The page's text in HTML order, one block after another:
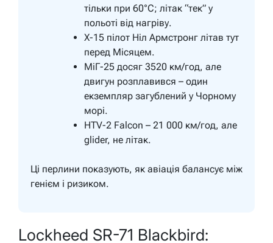
тільки при 60°C; літак “тек” у
польоті від нагріву.
X-15 пілот Ніл Армстронг літав тут
перед Місяцем.
МіГ-25 досяг 3520 км/год, але
двигун розплавився – один
екземпляр загублений у Чорному
морі.
HTV-2 Falcon – 21 000 км/год, але
glider, не літак.
Ці перлини показують, як авіація балансує між
генієм і ризиком.
Lockheed SR-71 Blackbird: